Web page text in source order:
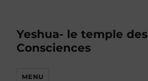
Yeshua- le temple des
Consciences
MENU